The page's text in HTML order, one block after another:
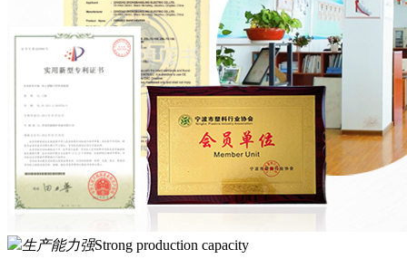
生产能力强Strong production capacity